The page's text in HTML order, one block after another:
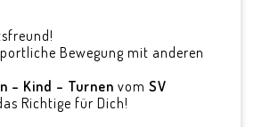
Bewegung mit anderen
– Kind – Turnen vom SV
Richtige für Dich!